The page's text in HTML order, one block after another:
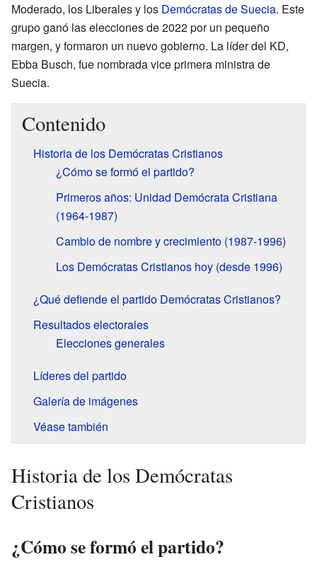
Moderado, los Liberales y los Demócratas de Suecia. Este
grupo ganó las elecciones de 2022 por un pequeño
margen, y formaron un nuevo gobierno. La líder del KD,
Ebba Busch, fue nombrada vice primera ministra de
Suecia.
Contenido
Historia de los Demócratas Cristianos
¿Cómo se formó el partido?
Primeros años: Unidad Demócrata Cristiana
(1964-1987)
Cambio de nombre y crecimiento (1987-1996)
Los Demócratas Cristianos hoy (desde 1996)
¿Qué defiende el partido Demócratas Cristianos?
Resultados electorales
Elecciones generales
Líderes del partido
Galería de imágenes
Véase también
Historia de los Demócratas
Cristianos
¿Cómo se formó el partido?